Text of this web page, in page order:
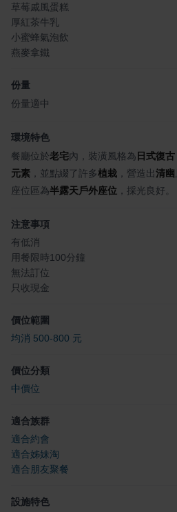
草莓戚風蛋糕
厚紅茶牛乳
小蜜蜂氣泡飲
燕麥拿鐵
份量
份量適中
環境特色
餐廳位於老宅內，裝潢風格為 日式復古
元素 ，並點綴了許多植栽 ，營造出清幽
座位區為半露天戶外座位 ，採光良好。
注意事項
有低消
用餐限時100分鐘
無法訂位
只收現金
價位範圍
均消 500-800 元
價位分類
中價位
適合族群
適合約會
適合姊妹淘
適合朋友聚餐
設施特色